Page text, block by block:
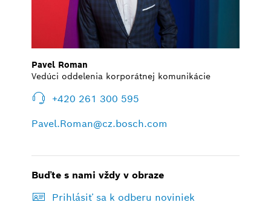
Pavel Roman
Vedúci oddelenia korporátnej komunikácie
+420 261 300 595
Pavel.Roman@cz.bosch.com
Buďte s nami vždy v obraze
Prihlásiť sa k odberu noviniek